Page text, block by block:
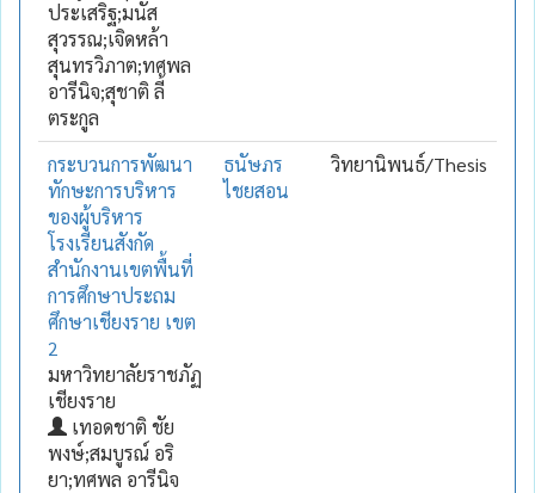
ประเสริฐ;มนัส
สุวรรณ;เจิดหล้า
สุนทรวิภาต;ทศพล
อารีนิจ;สุชาติ ลี้
ตระกูล
กระบวนการพัฒนา
ทักษะการบริหาร
ของผู้บริหาร
โรงเรียนสังกัด
สำนักงานเขตพื้นที่
การศึกษาประถม
ศึกษาเชียงราย เขต
2
มหาวิทยาลัยราชภัฏ
เชียงราย
เทอดชาติ ชัย
พงษ์;สมบูรณ์ อริ
ยา;ทศพล อารีนิจ
ธนัษภร
ไชยสอน
วิทยานิพนธ์/Thesis